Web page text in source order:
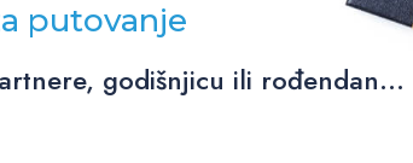
putovanje
godišnjicu ili rođendan...